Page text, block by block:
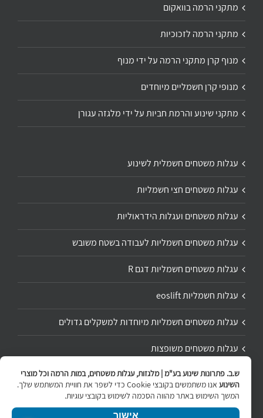
מתקני הרמה בוואקום
מתקני הרמה לזכוכיות
מנוף קרן מתקני הרמה על ידי מנוף
מנופי קרן חשמליים מיוחדים
מתקני שינוע והרמת חביות על ידי מלגזה עגורן
עגלות משטחים חשמלית לשינוע
עגלות משטחים חצי חשמליות
עגלות משטחים ועגלות הידראוליות
עגלות משטחים חשמליות לעבודה בשטח משובש
עגלות משטחים חשמליות דגם R
עגלות חשמליות eoslift
עגלות משטחים חשמליות מיוחדות למשקלים גדולים
עגלות משטחים משופצות
תיקון ושיפוץ עגלת משטחים
ש.ב. פתרונות שינוע בע"מ | מלגזות, עגלות משטחים, במות הרמה וכל מוצרי
השינוע
אנו משתמשים בקובצי Cookie כדי לשפר את חוויית המשתמש שלך.
המשך השימוש באתר מהווה הסכמה לשימוש בקובצי עוגיות.
אישור